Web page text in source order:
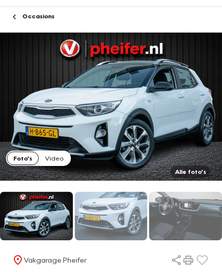
Occasions
Foto's
Video
Alle foto's
Vakgarage Pheifer